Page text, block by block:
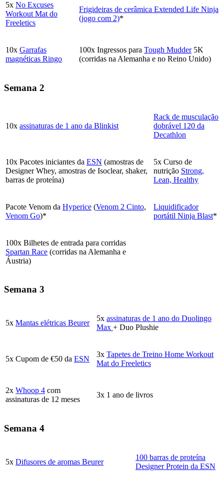
5x No Excuses
Workout Mat do
Freeletics
Frigideiras de cerâmica Extended Life Ninja
(jogo com 2)*
10x Garrafas
magnéticas Ringo
100x Ingressos para Tough Mudder5K
(corridas na Alemanha e no Reino Unido)
Semana 2
10x assinaturas de 1 ano da Blinkist
Rack de musculação
dobrável 120 da
Decathlon
10x Pacotes iniciantes da ESN (amostras de
Designer Whey, amostras de Isoclear, shaker,
barras de proteína)
5x Curso de
nutrição Strong,
Lean, Healthy
Pacote Venom da Hyperice (Venom 2 Cinto,
Venom Go)*
Liquidificador
portátil Ninja Blast*
100x Bilhetes de entrada para corridas
Spartan Race (corridas na Alemanha e
Áustria)
Semana 3
5x Mantas elétricas Beurer
5x assinaturas de 1 ano do Duolingo
Max + Duo Plushie
5x Cupom de €50 da ESN
3x Tapetes de Treino Home Workout
Mat do Freeletics
2x Whoop 4 com
assinaturas de 12 meses
3x 1 ano de livros
Semana 4
5x Difusores de aromas Beurer
100 barras de proteína
Designer Protein da ESN